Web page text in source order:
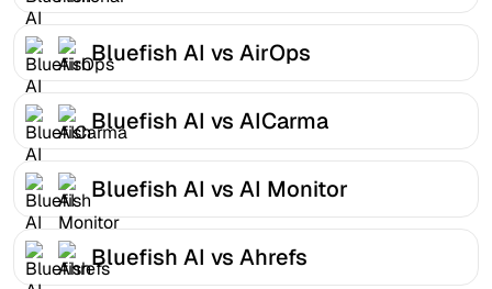
Bluefish AI vs AirOps
Bluefish AI vs AICarma
Bluefish AI vs AI Monitor
Bluefish AI vs Ahrefs